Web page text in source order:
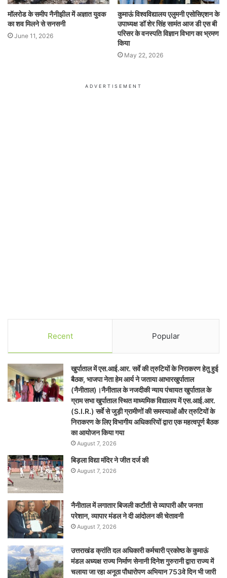
मॉलरोड के समीप नैनीझील में अज्ञात युवक
का शव मिलने से सनसनी
June 11, 2026
कुमाऊं विश्वविद्यालय एलुमनी एसोसिएशन के
उपाध्यक्ष डॉ शेर सिंह सामंत आज डी एस बी
परिसर के वनस्पति विज्ञान विभाग का भ्रमण
किया
May 22, 2026
ADVERTISEMENT
Recent Popular
खुर्पाताल में एस.आई.आर. सर्वे की त्रुटियों के निराकरण हेतु हुई
बैठक, भाजपा नेता हेम आर्य ने जताया आभारखुर्पाताल
(नैनीताल)।नैनीताल के नजदीकी न्याय पंचायत खुर्पाताल के
ग्राम सभा खुर्पाताल स्थित माध्यमिक विद्यालय में एस.आई.आर.
(S.I.R.) सर्वे से जुड़ी ग्रामीणों की समस्याओं और त्रुटियों के
निराकरण के लिए विभागीय अधिकारियों द्वारा एक महत्वपूर्ण बैठक
का आयोजन किया गया
August 7, 2026
बिड़ला विद्या मंदिर ने जीत दर्ज की
August 7, 2026
नैनीताल में लगातार बिजली कटौती से व्यापारी और जनता
परेशान, व्यापार मंडल ने दी आंदोलन की चेतावनी
August 7, 2026
उत्तराखंड क्रांति दल अधिकारी कर्मचारी प्रकोष्ठ के कुमाऊं
मंडल अध्यक्ष राज्य निर्माण सेनानी दिनेश गुरुरानी द्वारा राज्य में
चलाया जा रहा अनूठा पौधारोपण अभियान 753वे दिन भी जारी